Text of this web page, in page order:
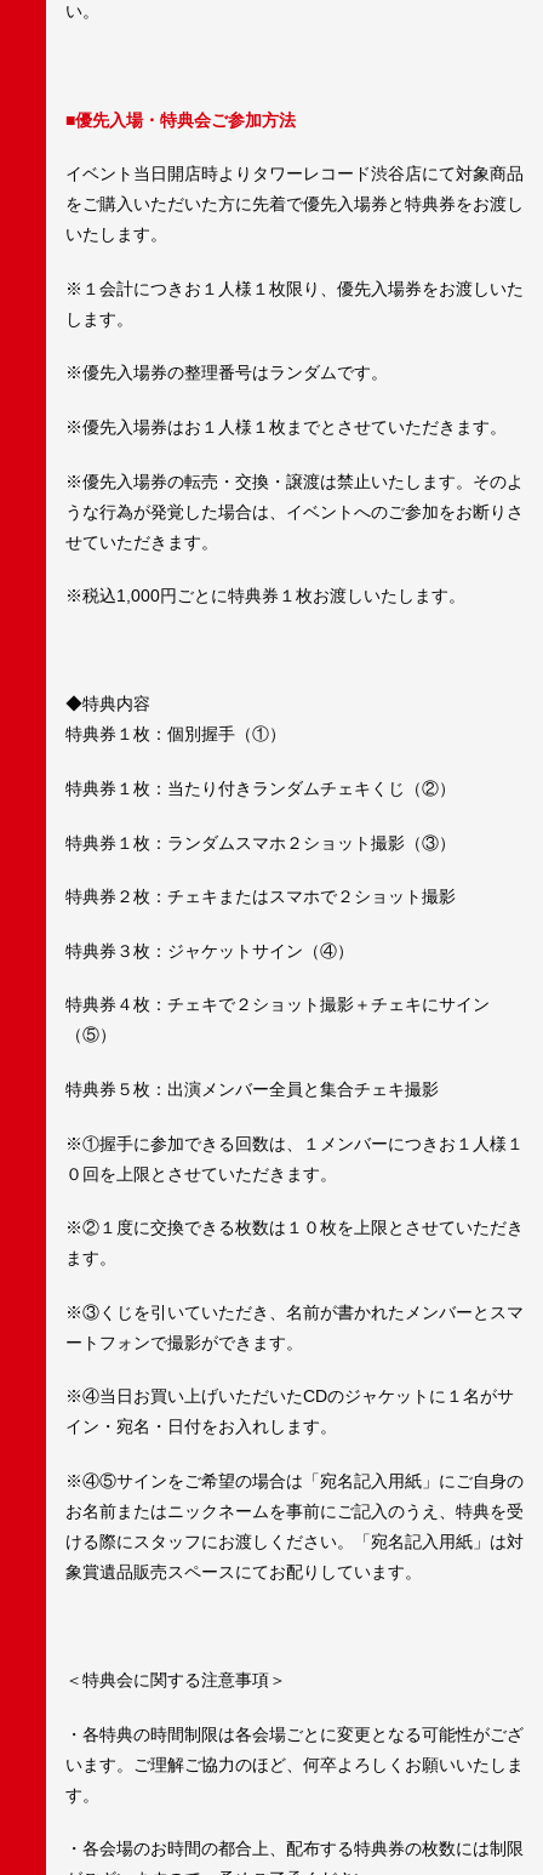
い。
■優先入場・特典会ご参加方法
イベント当日開店時よりタワーレコード渋谷店にて対象商品
をご購入いただいた方に先着で優先入場券と特典券をお渡し
いたします。
※１会計につきお１人様１枚限り、優先入場券をお渡しいた
します。
※優先入場券の整理番号はランダムです。
※優先入場券はお１人様１枚までとさせていただきます。
※優先入場券の転売・交換・譲渡は禁止いたします。そのよ
うな行為が発覚した場合は、イベントへのご参加をお断りさ
せていただきます。
※税込1,000円ごとに特典券１枚お渡しいたします。
◆特典内容
特典券１枚：個別握手（①）
特典券１枚：当たり付きランダムチェキくじ（②）
特典券１枚：ランダムスマホ２ショット撮影（③）
特典券２枚：チェキまたはスマホで２ショット撮影
特典券３枚：ジャケットサイン（④）
特典券４枚：チェキで２ショット撮影＋チェキにサイン
（⑤）
特典券５枚：出演メンバー全員と集合チェキ撮影
※①握手に参加できる回数は、１メンバーにつきお１人様１
０回を上限とさせていただきます。
※②１度に交換できる枚数は１０枚を上限とさせていただき
ます。
※③くじを引いていただき、名前が書かれたメンバーとスマ
ートフォンで撮影ができます。
※④当日お買い上げいただいたCDのジャケットに１名がサ
イン・宛名・日付をお入れします。
※④⑤サインをご希望の場合は「宛名記入用紙」にご自身の
お名前またはニックネームを事前にご記入のうえ、特典を受
ける際にスタッフにお渡しください。「宛名記入用紙」は対
象賞遺品販売スペースにてお配りしています。
＜特典会に関する注意事項＞
・各特典の時間制限は各会場ごとに変更となる可能性がござ
います。ご理解ご協力のほど、何卒よろしくお願いいたしま
す。
・各会場のお時間の都合上、配布する特典券の枚数には制限